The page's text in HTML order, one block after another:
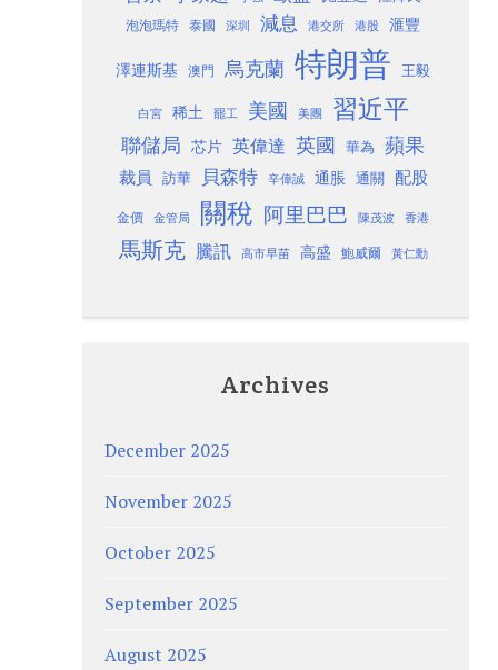
泡泡瑪特 泰國 深圳 減息 港交所 港股 滙豐
澤連斯基 澳門 烏克蘭 特朗普 王毅
白宮 稀土 罷工 美國 美團 習近平
聯儲局 芯片 英偉達 英國 華為 蘋果
裁員 訪華 貝森特 辛偉誠 通脹 通關 配股
金價 金管局 關稅 阿里巴巴 陳茂波 香港
馬斯克 騰訊 高市早苗 高盛 鮑威爾 黃仁勳
Archives
December 2025
November 2025
October 2025
September 2025
August 2025